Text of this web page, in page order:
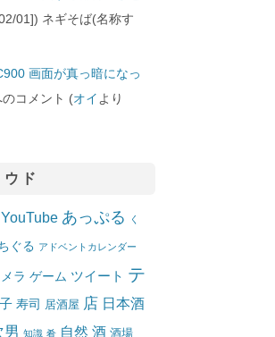
01]) ネギそば(名称す
画面が真っ暗になっ
のコメント (オイ より
ド
YouTube あっぷる く
ぐる アドベントカレンダー
ラ ゲーム ツイート テ
子 寿司 居酒屋 店 日本酒
男 知識 肴 自然 酒 酒場